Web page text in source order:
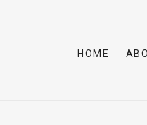
HOME